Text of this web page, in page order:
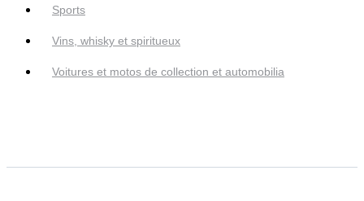
Sports
Vins, whisky et spiritueux
Voitures et motos de collection et automobilia